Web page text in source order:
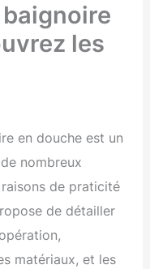
les
en douche est un
nombreux
de praticité
de détailler
matériaux, et les